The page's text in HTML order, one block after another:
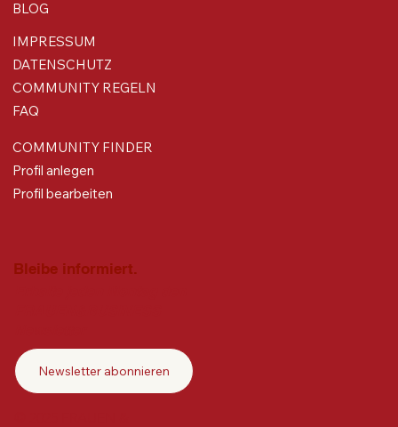
Bleibe informiert.
Newsletter abonnieren
BLOG
IMPRESSUM
DATENSCHUTZ
COMMUNITY REGELN
FAQ
COMMUNITY FINDER
Profil anlegen
Profil bearbeiten